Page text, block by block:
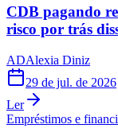
CDB pagando
risco por trás
ADAlexia Diniz
29 de jul. de 2026
Ler
Empréstimos e